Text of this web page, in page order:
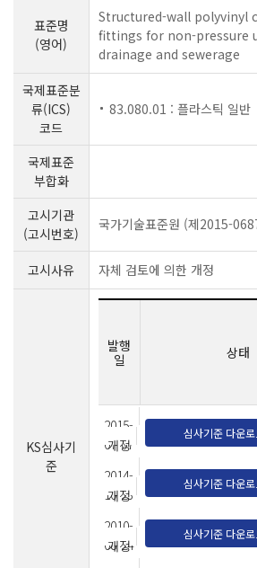
표준명
(영어)
Structured-wall polyvinyl
fittings for non-pressure
drainage and sewerage
국제표준분
류(ICS)
코드
83.080.01 : 플라스틱 일반
국제표준
부합화
고시기관
(고시번호)
국가기술표준원 (제2015-
고시사유 자체 검토에 의한 개정
KS심사기
준
발행
일
상태
2015-
07-07
개정
심사기준 다운
2014-
10-23
개정
심사기준 다운
2010-
08-24
개정
심사기준 다운